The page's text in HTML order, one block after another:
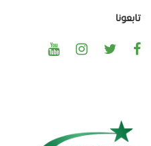
تابعونا